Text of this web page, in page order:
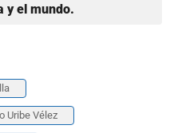
y el mundo.
Uribe Vélez